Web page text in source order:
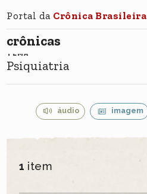
Portal da Crônica Brasileira
crônicas
TEMA
Psiquiatria
áudio imagem
1 item